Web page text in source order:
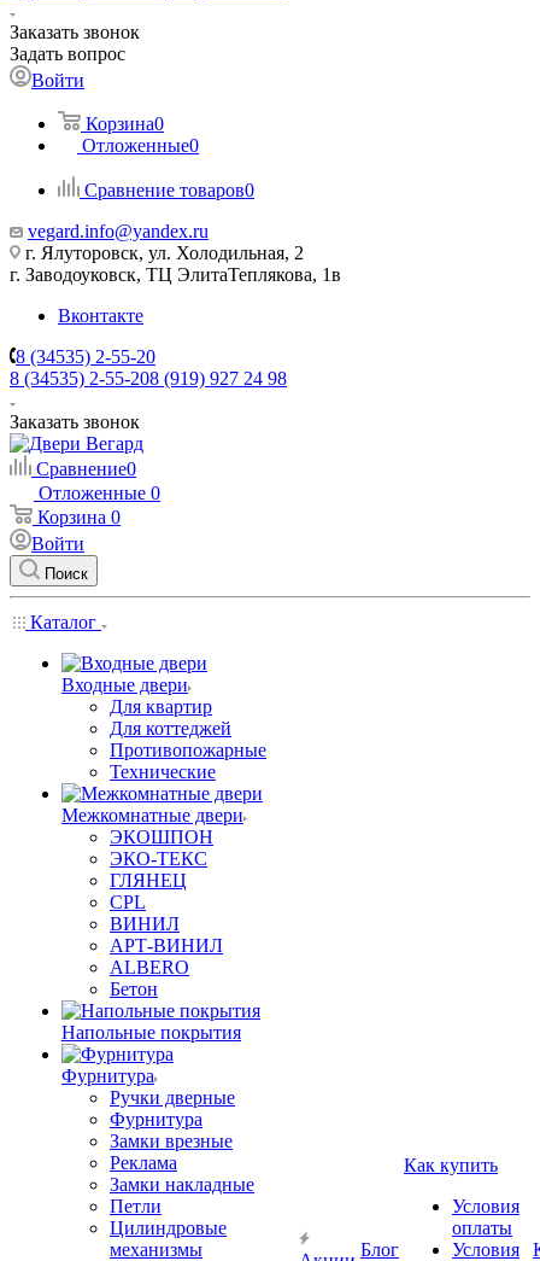
Заказать звонок
Задать вопрос
Войти
Корзина0
Отложенные0
Сравнение товаров0
vegard.info@yandex.ru
г. Ялуторовск, ул. Холодильная, 2
г. Заводоуковск, ​ТЦ Элита​Теплякова, 1в
Вконтакте
8 (34535) 2-55-20
8 (34535) 2-55-208 (919) 927 24 98
Заказать звонок
Сравнение0
Отложенные 0
Корзина 0
Войти
Поиск
Каталог
Входные двери
Для квартир
Для коттеджей
Противопожарные
Технические
Межкомнатные двери
ЭКОШПОН
ЭКО-ТЕКС
ГЛЯНЕЦ
CPL
ВИНИЛ
АРТ-ВИНИЛ
ALBERO
Бетон
Напольные покрытия
Фурнитура
Ручки дверные
Фурнитура
Замки врезные
Реклама
Замки накладные
Петли
Цилиндровые
механизмы
Блог
Как купить
Условия
оплаты
Условия